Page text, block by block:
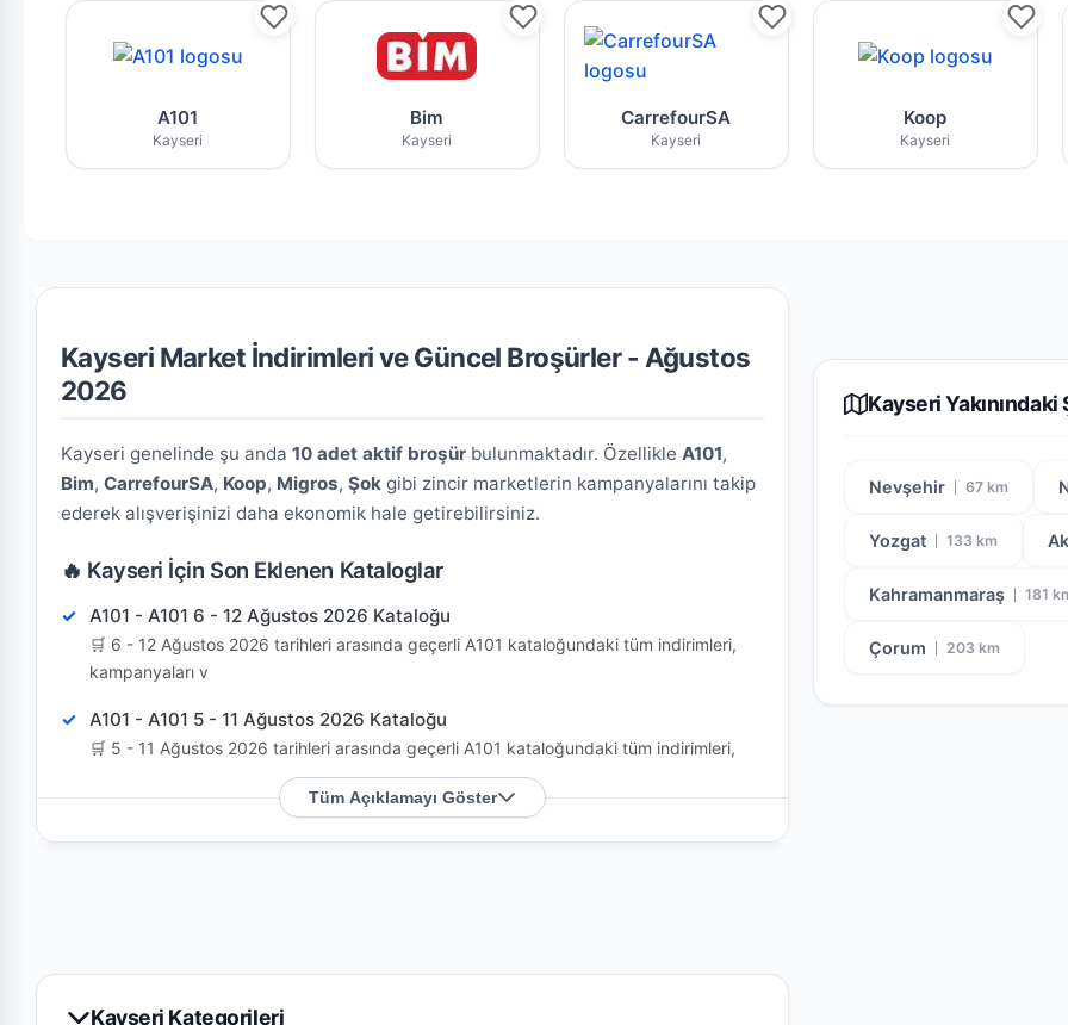
A101
Kayseri
Bim
Kayseri
CarrefourSA
Kayseri
Koop
Kayseri
Kayseri Market İndirimleri ve Güncel Broşürler - Ağustos
2026
Kayseri genelinde şu anda 10 adet aktif broşür bulunmaktadır. Özellikle A101,
Bim, CarrefourSA, Koop, Migros, Şok gibi zincir marketlerin kampanyalarını takip
ederek alışverişinizi daha ekonomik hale getirebilirsiniz.
🔥 Kayseri İçin Son Eklenen Kataloglar
A101 - A101 6 - 12 Ağustos 2026 Kataloğu
🛒 6 - 12 Ağustos 2026 tarihleri arasında geçerli A101 kataloğundaki tüm indirimleri,
kampanyaları v
A101 - A101 5 - 11 Ağustos 2026 Kataloğu
🛒 5 - 11 Ağustos 2026 tarihleri arasında geçerli A101 kataloğundaki tüm indirimleri,
Koop - Koop 4 - 10 Ağustos 2026 Kataloğu
Tüm Açıklamayı Göster
Kayseri
Nevşehir 67 km
Yozgat 133 km
Kahramanmaraş 181
Çorum 203 km
Kayseri Kategorileri